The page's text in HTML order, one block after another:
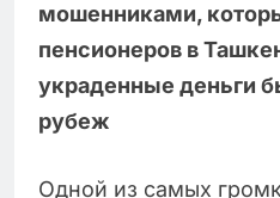
мошенниками,
пенсионеров в
украденные деньги
рубеж
Одной из самых